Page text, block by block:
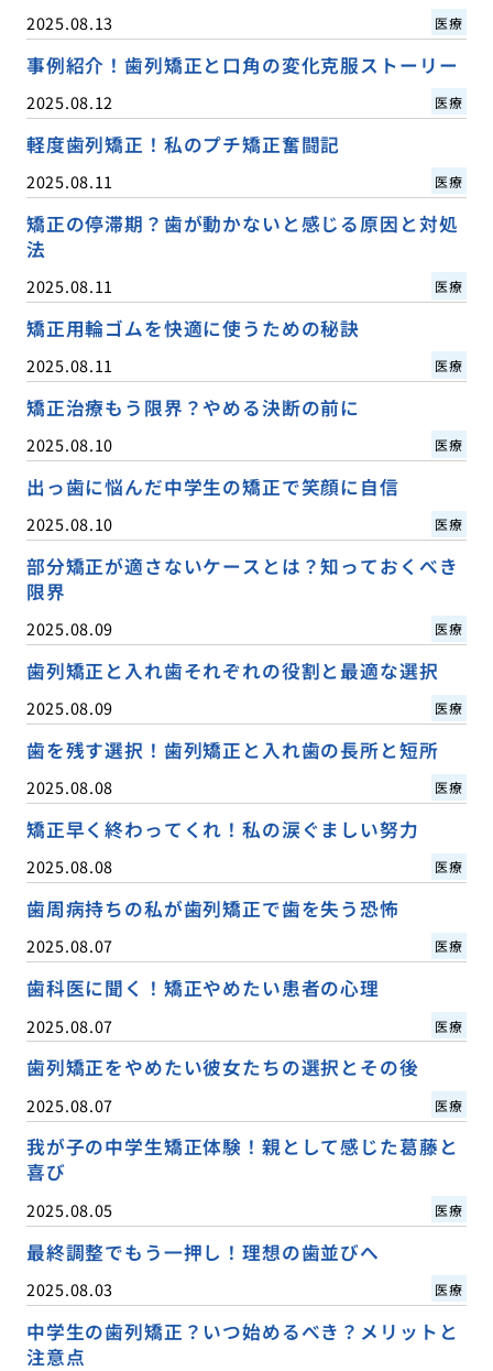
2025.08.13 医療
事例紹介！歯列矯正と口角の変化克服ストーリー
2025.08.12 医療
軽度歯列矯正！私のプチ矯正奮闘記
2025.08.11 医療
矯正の停滞期？歯が動かないと感じる原因と対処
法
2025.08.11 医療
矯正用輪ゴムを快適に使うための秘訣
2025.08.11 医療
矯正治療もう限界？やめる決断の前に
2025.08.10 医療
出っ歯に悩んだ中学生の矯正で笑顔に自信
2025.08.10 医療
部分矯正が適さないケースとは？知っておくべき
限界
2025.08.09 医療
歯列矯正と入れ歯それぞれの役割と最適な選択
2025.08.09 医療
歯を残す選択！歯列矯正と入れ歯の長所と短所
2025.08.08 医療
矯正早く終わってくれ！私の涙ぐましい努力
2025.08.08 医療
歯周病持ちの私が歯列矯正で歯を失う恐怖
2025.08.07 医療
歯科医に聞く！矯正やめたい患者の心理
2025.08.07 医療
歯列矯正をやめたい彼女たちの選択とその後
2025.08.07 医療
我が子の中学生矯正体験！親として感じた葛藤と
喜び
2025.08.05 医療
最終調整でもう一押し！理想の歯並びへ
2025.08.03 医療
中学生の歯列矯正？いつ始めるべき？メリットと
注意点